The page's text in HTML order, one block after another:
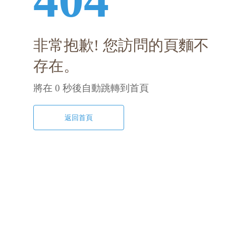
非常抱歉! 您訪問的頁麵不
存在。
將在0 秒後自動跳轉到首頁
返回首頁